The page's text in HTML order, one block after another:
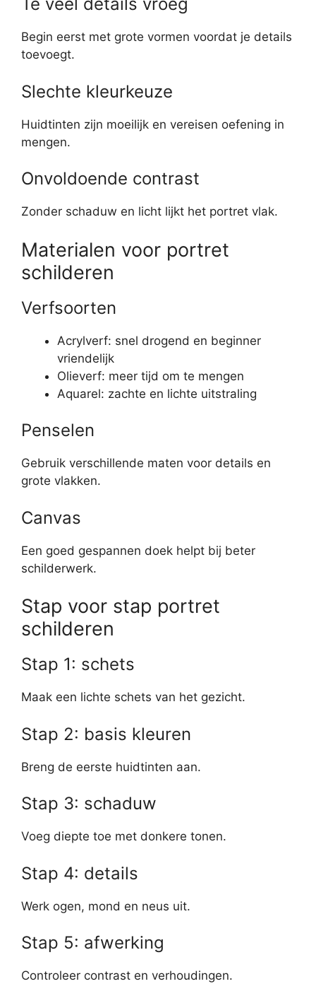
Te veel details vroeg
Begin eerst met grote vormen voordat je details
toevoegt.
Slechte kleurkeuze
Huidtinten zijn moeilijk en vereisen oefening in
mengen.
Onvoldoende contrast
Zonder schaduw en licht lijkt het portret vlak.
Materialen voor portret
schilderen
Verfsoorten
Acrylverf: snel drogend en beginner
vriendelijk
Olieverf: meer tijd om te mengen
Aquarel: zachte en lichte uitstraling
Penselen
Gebruik verschillende maten voor details en
grote vlakken.
Canvas
Een goed gespannen doek helpt bij beter
schilderwerk.
Stap voor stap portret
schilderen
Stap 1: schets
Maak een lichte schets van het gezicht.
Stap 2: basis kleuren
Breng de eerste huidtinten aan.
Stap 3: schaduw
Voeg diepte toe met donkere tonen.
Stap 4: details
Werk ogen, mond en neus uit.
Stap 5: afwerking
Controleer contrast en verhoudingen.